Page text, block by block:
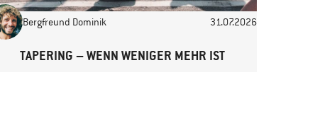
Bergfreund Dominik 31.07.2026
TAPERING – WENN WENIGER MEHR IST